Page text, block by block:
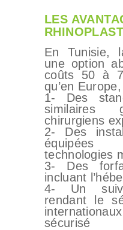
LES
En Tunisie,
une option
coûts 50 à
qu’en
1- Des
chirurgiens
2- Des
équipées
technologies
3- Des
incluant
4- Un suivi
rendant le
sécurisé